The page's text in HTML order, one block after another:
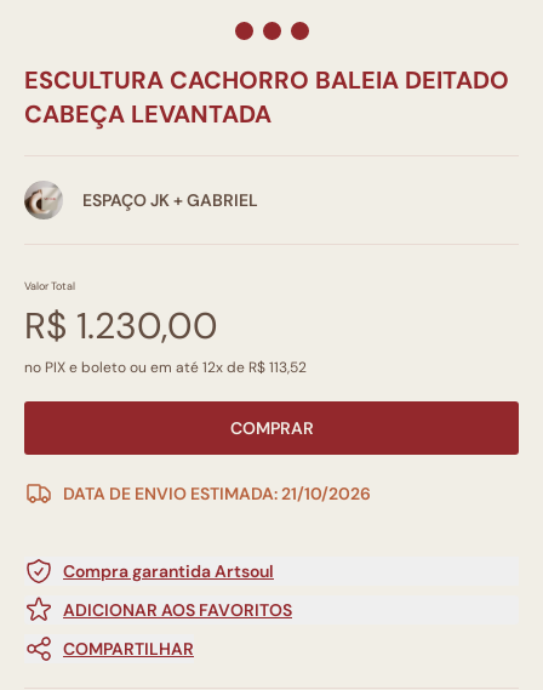
ESCULTURA CACHORRO BALEIA DEITADO
CABEÇA LEVANTADA
ESPAÇO JK + GABRIEL
Valor Total
R$ 1.230,00
no PIX e boleto ou em até 12x de R$ 113,52
COMPRAR
DATA DE ENVIO ESTIMADA: 21/10/2026
Compra garantida Artsoul
ADICIONAR AOS FAVORITOS
COMPARTILHAR